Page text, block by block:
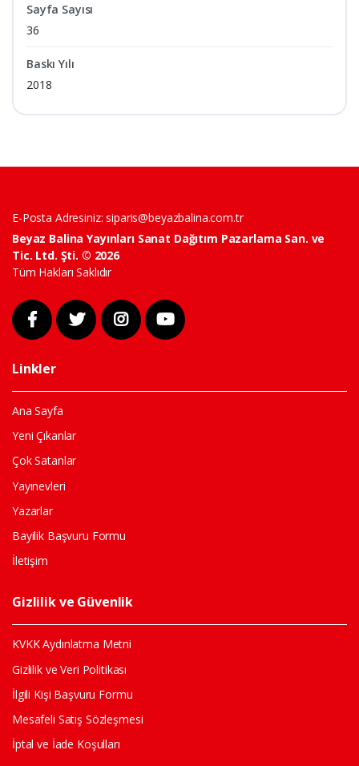
Sayfa Sayısı
36
Baskı Yılı
2018
E-Posta Adresiniz:siparis@beyazbalina.com.tr
Beyaz Balina Yayınları Sanat Dağıtım Pazarlama San. ve
Tic. Ltd. Şti. © 2026
Tüm Hakları Saklıdır
Linkler
Ana Sayfa
Yeni Çıkanlar
Çok Satanlar
Yayınevleri
Yazarlar
Bayilik Başvuru Formu
İletişim
Gizlilik ve Güvenlik
KVKK Aydınlatma Metni
Gizlilik ve Veri Politikası
İlgili Kişi Başvuru Formu
Mesafeli Satış Sözleşmesi
İptal ve İade Koşulları